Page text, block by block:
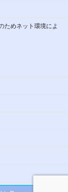
ためネット環境によ